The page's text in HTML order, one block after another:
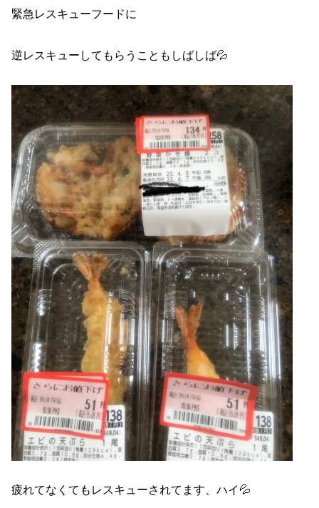
緊急レスキューフードに
逆レスキューしてもらうこともしばしば💦
疲れてなくてもレスキューされてます、ハイ💦